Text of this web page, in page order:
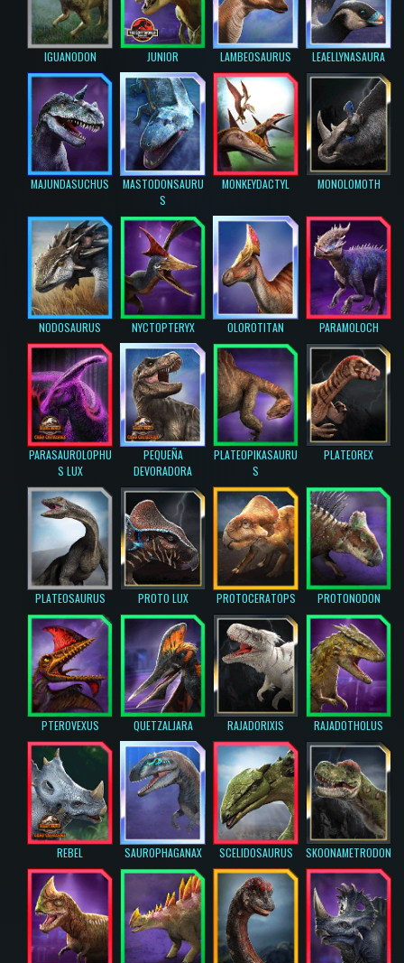
IGUANODON JUNIOR LAMBEOSAURUS LEAELLYNASAURA
MAJUNDASUCHUS
MASTODONSAURU
S
MONKEYDACTYL MONOLOMOTH
NODOSAURUS NYCTOPTERYX OLOROTITAN PARAMOLOCH
PARASAUROLOPHU
S LUX
PEQUEÑA
DEVORADORA
PLATEOPIKASAURU
S
PLATEOREX
PLATEOSAURUS PROTO LUX PROTOCERATOPS PROTONODON
PTEROVEXUS QUETZALJARA RAJADORIXIS RAJADOTHOLUS
REBEL SAUROPHAGANAX SCELIDOSAURUS SKOONAMETRODON